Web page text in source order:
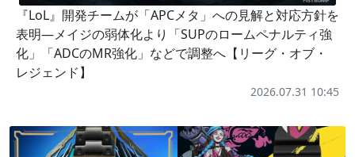
『LoL』開発チームが「APCメタ」への見解と対応方針を
表明―メイジの弱体化より「SUPのロームペナルティ強
化」「ADCのMR強化」などで調整へ【リーグ・オブ・
レジェンド】
2026.07.31 10:45